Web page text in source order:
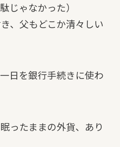
じゃなかった）
、父もどこか清々しい
日を銀行手続きに使わ
ったままの外貨、あり